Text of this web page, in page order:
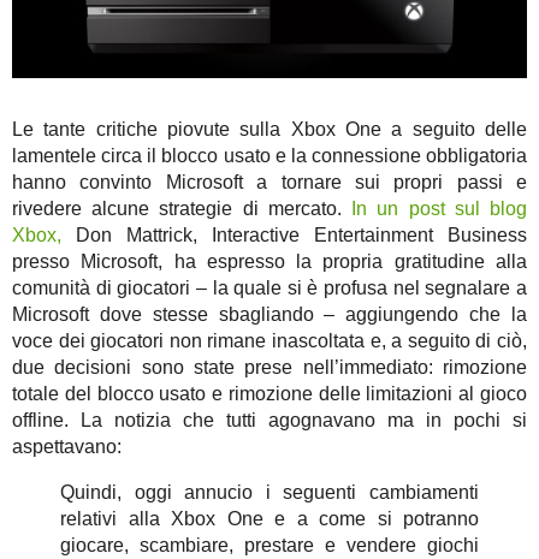
Le tante critiche piovute sulla Xbox One a seguito delle
lamentele circa il blocco usato e la connessione obbligatoria
hanno convinto Microsoft a tornare sui propri passi e
rivedere alcune strategie di mercato.
In un post sul blog
Xbox, Don Mattrick, Interactive Entertainment Business
presso Microsoft, ha espresso la propria gratitudine alla
comunità di giocatori – la quale si è profusa nel segnalare a
Microsoft dove stesse sbagliando – aggiungendo che la
voce dei giocatori non rimane inascoltata e, a seguito di ciò,
due decisioni sono state prese nell’immediato: rimozione
totale del blocco usato e rimozione delle limitazioni al gioco
offline. La notizia che tutti agognavano ma in pochi si
aspettavano:
Quindi, oggi annucio i seguenti cambiamenti
relativi alla Xbox One e a come si potranno
giocare, scambiare, prestare e vendere giochi